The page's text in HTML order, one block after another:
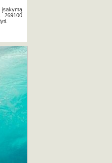
įsakymą
269100